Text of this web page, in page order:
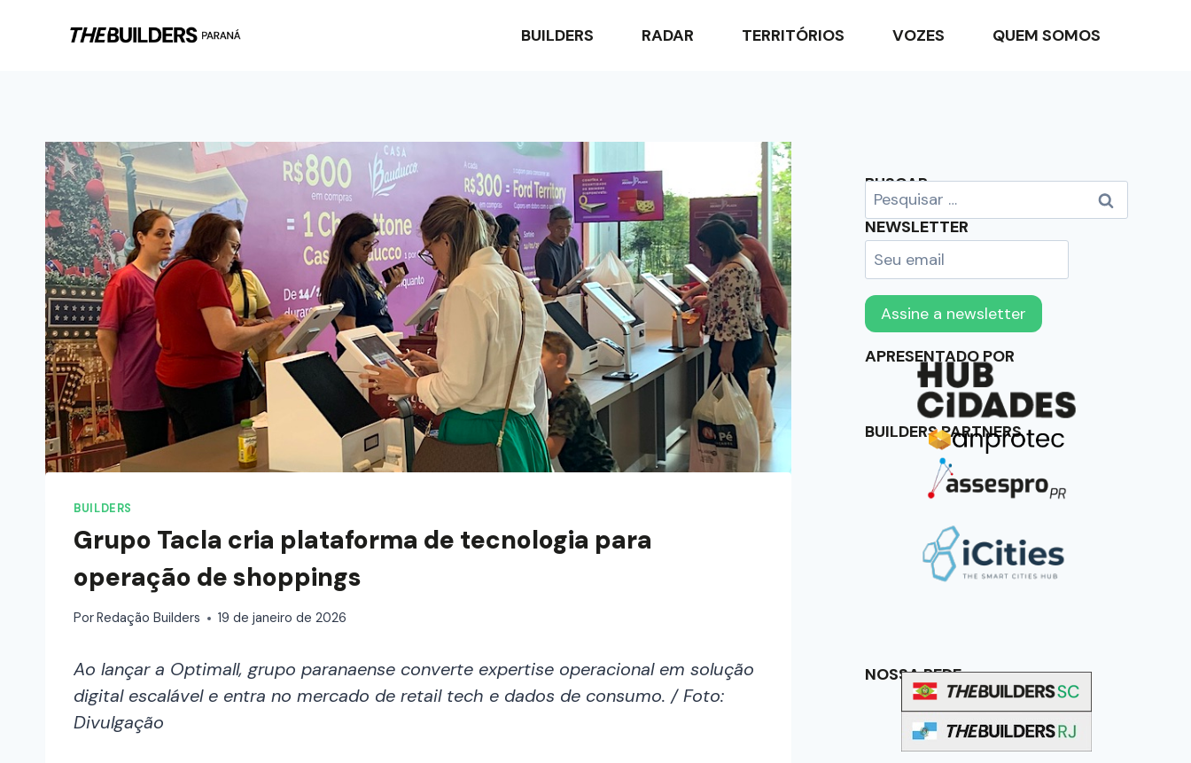
BUILDERS RADAR TERRITÓRIOS VOZES QUEM SOMOS
BUILDERS
Grupo Tacla cria plataforma de tecnologia para
operação de shoppings
Por Redação Builders 19 de janeiro de 2026
Ao lançar a Optimall, grupo paranaense converte expertise operacional em solução
digital escalável e entra no mercado de retail tech e dados de consumo. / Foto:
Divulgação
BUSCAR
NEWSLETTER
APRESENTADO POR
BUILDERS PARTNERS
NOSSA REDE